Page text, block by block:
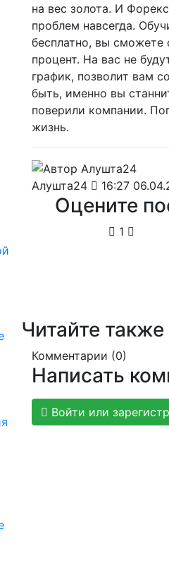
на вес золота. И
проблем навсегда.
бесплатно, вы сможете
процент. На вас не
график, позволит вам
быть, именно вы
поверили компании.
жизнь.
Алушта24 16:27
Оцените
1
Читайте также
Комментарии (0)
Написать
Войти или